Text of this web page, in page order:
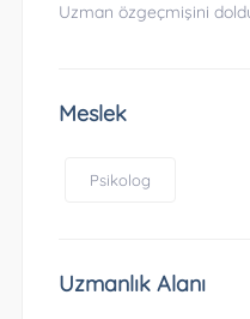
Uzman özgeçmişini
Meslek
Psikolog
Uzmanlık Alanı